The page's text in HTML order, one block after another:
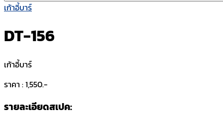
เก้าอี้บาร์
DT-156
เก้าอี้บาร์
ราคา : 1,550.-
รายละเอียดสเปค: